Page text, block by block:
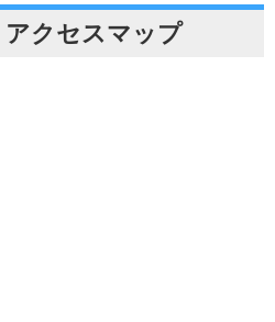
クセスマップ